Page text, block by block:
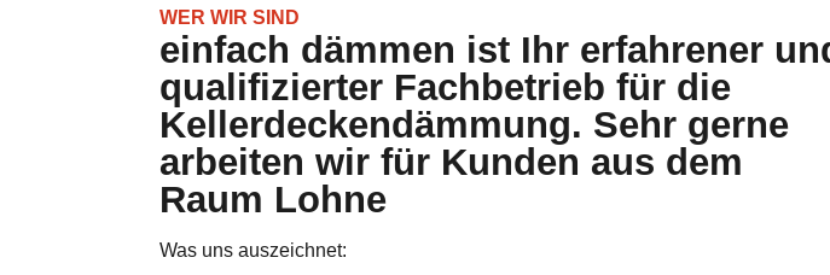
einfach dämmen ist Ihr erfahrener und
qualifizierter Fachbetrieb für die
Kellerdeckendämmung. Sehr gerne
arbeiten wir für Kunden aus dem
Raum Lohne